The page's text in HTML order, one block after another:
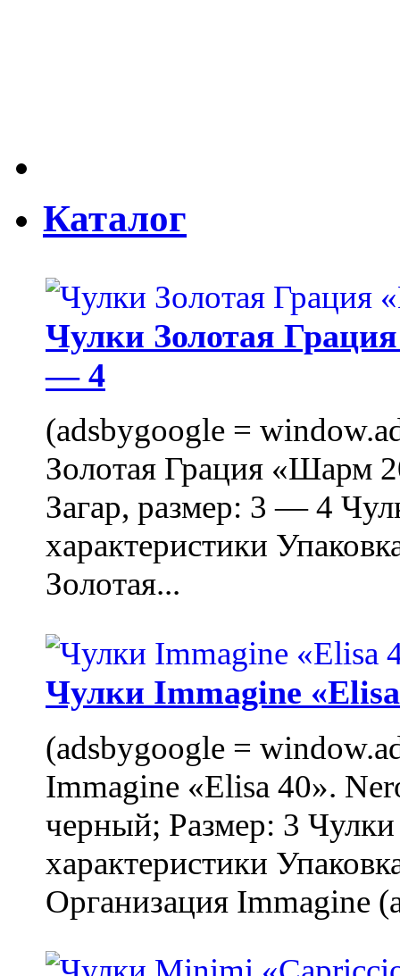
Каталог
Чулки Золотая
— 4
(adsbygoogle =
Золотая Грация «Шарм
Загар, размер: 3 — 4
характеристики
Золотая...
Чулки Immagine
(adsbygoogle =
Immagine «Elisa 40».
черный; Размер: 3
характеристики
Организация Immagine